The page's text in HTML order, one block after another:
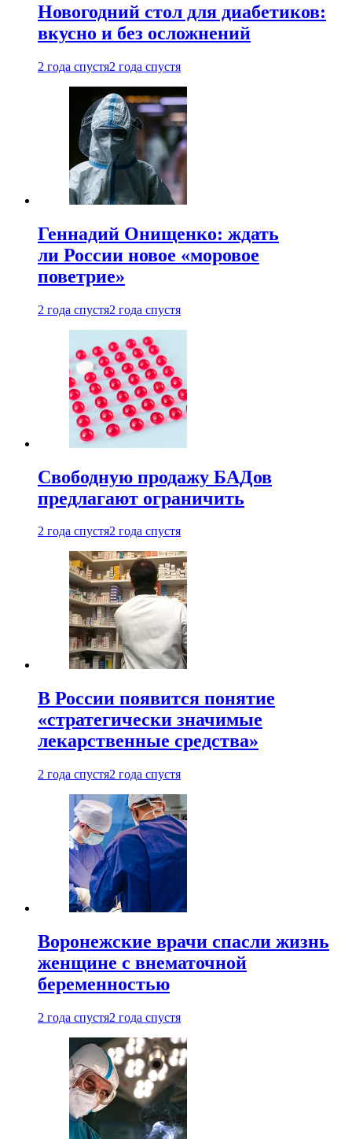
Новогодний стол для диабетиков:
вкусно и без осложнений
2 года спустя2 года спустя
Геннадий Онищенко: ждать
ли России новое «моровое
поветрие»
2 года спустя2 года спустя
Свободную продажу БАДов
предлагают ограничить
2 года спустя2 года спустя
В России появится понятие
«стратегически значимые
лекарственные средства»
2 года спустя2 года спустя
Воронежские врачи спасли жизнь
женщине с внематочной
беременностью
2 года спустя2 года спустя